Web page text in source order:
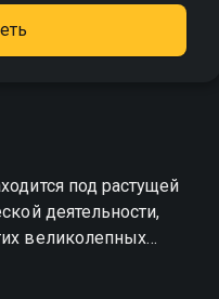
под растущей
деятельности,
великолепных
чем когда- либо,